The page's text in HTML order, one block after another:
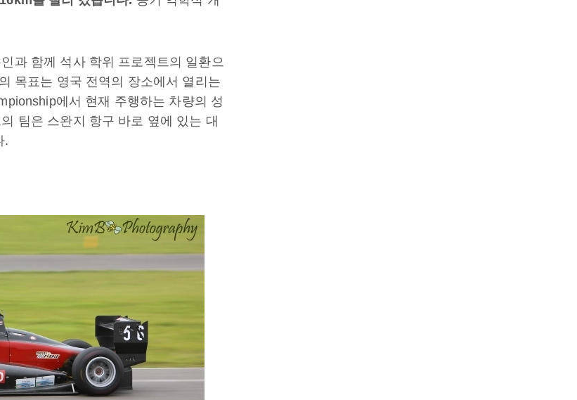
과 함께 석사 학위 프로젝트의 일환으
목표는 영국 전역의 장소에서 열리는
에서 현재 주행하는 차량의 성
팀은 스완지 항구 바로 옆에 있는 대
.